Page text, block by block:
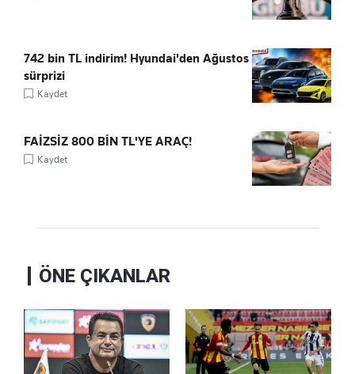
742 bin TL indirim! Hyundai'den Ağustos
sürprizi
Kaydet
FAİZSİZ 800 BİN TL'YE ARAÇ!
Kaydet
ÖNE ÇIKANLAR